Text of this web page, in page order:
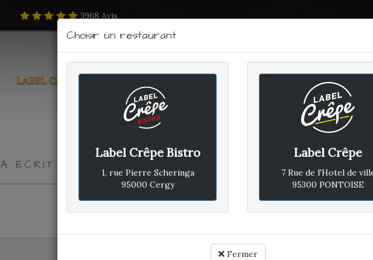
3968 Avis
LABEL CRÊPE - BISTRO
LABEL CARTE CONTACTEZ-
A ÉCRIT LE DIMANCHE 13 MAI 2018
Avis
Rapport qualité / prix :
Choisir un restaurant
Label Crêpe Bistro
1, rue Pierre Scheringa
95000 Cergy
Label Crêpe
7 Rue de l'Hotel de
95300 PONTOISE
Fermer